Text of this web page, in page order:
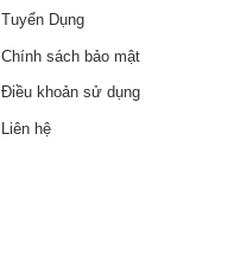
Tuyển Dụng
Chính sách bảo mật
Điều khoản sử dụng
Liên hệ